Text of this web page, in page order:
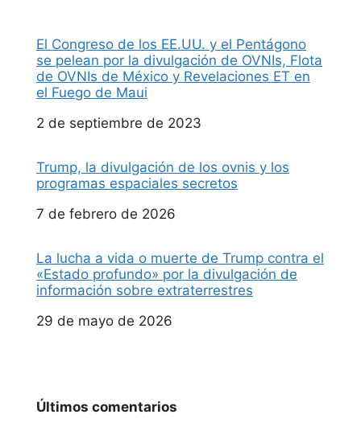
El Congreso de los EE.UU. y el Pentágono
se pelean por la divulgación de OVNIs, Flota
de OVNIs de México y Revelaciones ET en
el Fuego de Maui
Fecha
2 de septiembre de 2023
Trump, la divulgación de los ovnis y los
programas espaciales secretos
Fecha
7 de febrero de 2026
La lucha a vida o muerte de Trump contra el
«Estado profundo» por la divulgación de
información sobre extraterrestres
Fecha
29 de mayo de 2026
Últimos comentarios